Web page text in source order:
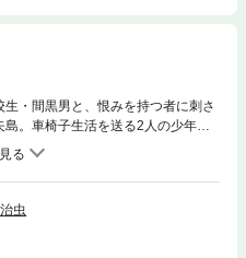
・間黒男と、恨みを持つ者に刺さ
。車椅子生活を送る2人の少年の
が現れて…。
虫